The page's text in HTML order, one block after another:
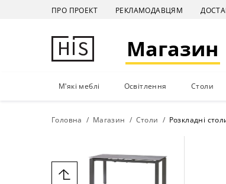
ПРО ПРОЕКТ РЕКЛАМОДАВЦЯМ
Магазин
М'які меблі Освітлення Столи
Головна Магазин Столи Розкладні